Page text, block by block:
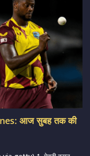
आज सुबह तक की